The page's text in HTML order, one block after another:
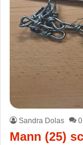
Sandra Dolas 0
Mann (25)